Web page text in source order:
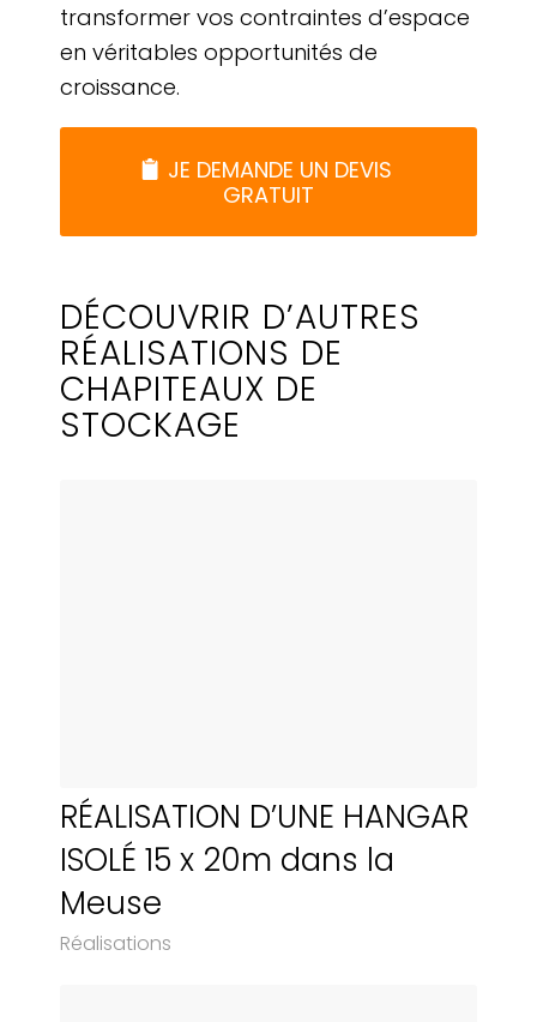
transformer vos contraintes d’espace
en véritables opportunités de
croissance.
JE DEMANDE UN DEVIS
GRATUIT
DÉCOUVRIR D’AUTRES
RÉALISATIONS DE
CHAPITEAUX DE
STOCKAGE
RÉALISATION D’UNE HANGAR
ISOLÉ 15 x 20m dans la
Meuse
Réalisations